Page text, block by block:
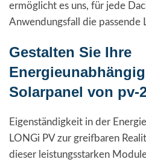
ermöglicht es uns, für jede
Anwendungsfall die passende
Gestalten Sie Ihre
Solarpanel von pv-
Eigenständigkeit in der
LONGi PV zur greifbaren
dieser leistungsstarken